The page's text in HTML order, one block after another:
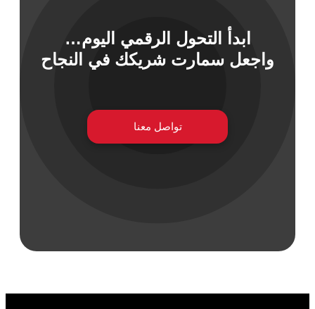
ابدأ التحول الرقمي اليوم…
واجعل سمارت شريكك في النجاح
تواصل معنا